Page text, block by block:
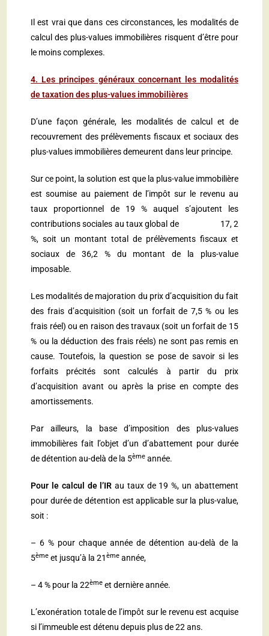
Il est vrai que dans ces circonstances, les modalités de
calcul des plus-values immobilières risquent d’être pour
le moins complexes.
4. Les principes généraux concernant les modalités
de taxation des plus-values immobilières
D’une façon générale, les modalités de calcul et de
recouvrement des prélèvements fiscaux et sociaux des
plus-values immobilières demeurent dans leur principe.
Sur ce point, la solution est que la plus-value immobilière
est soumise au paiement de l’impôt sur le revenu au
taux proportionnel de 19 % auquel s’ajoutent les
contributions sociales au taux global de 17, 2
%, soit un montant total de prélèvements fiscaux et
sociaux de 36,2 % du montant de la plus-value
imposable.
Les modalités de majoration du prix d’acquisition du fait
des frais d’acquisition (soit un forfait de 7,5 % ou les
frais réel) ou en raison des travaux (soit un forfait de 15
% ou la déduction des frais réels) ne sont pas remis en
cause. Toutefois, la question se pose de savoir si les
forfaits précités sont calculés à partir du prix
d’acquisition avant ou après la prise en compte des
amortissements.
Par ailleurs, la base d’imposition des plus-values
immobilières fait l’objet d’un d’abattement pour durée
de détention au-delà de la 5ème année.
Pour le calcul de l’IR au taux de 19 %, un abattement
pour durée de détention est applicable sur la plus-value,
soit :
– 6 % pour chaque année de détention au-delà de la
5ème et jusqu’à la 21ème année,
– 4 % pour la 22ème et dernière année.
L’exonération totale de l’impôt sur le revenu est acquise
si l’immeuble est détenu depuis plus de 22 ans.